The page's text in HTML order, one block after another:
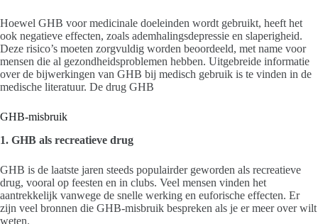
Hoewel GHB voor medicinale doeleinden wordt gebruikt, heeft het
ook negatieve effecten, zoals ademhalingsdepressie en slaperigheid.
Deze risico’s moeten zorgvuldig worden beoordeeld, met name voor
mensen die al gezondheidsproblemen hebben. Uitgebreide informatie
over de bijwerkingen van GHB bij medisch gebruik is te vinden in de
medische literatuur. De drug GHB
GHB-misbruik
1. GHB als recreatieve drug
GHB is de laatste jaren steeds populairder geworden als recreatieve
drug, vooral op feesten en in clubs. Veel mensen vinden het
aantrekkelijk vanwege de snelle werking en euforische effecten. Er
zijn veel bronnen die GHB-misbruik bespreken als je er meer over wilt
weten.